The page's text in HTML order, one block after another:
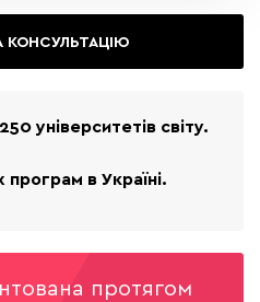
КОНСУЛЬТАЦІЮ
університетів світу.
програм в Україні.
протягом